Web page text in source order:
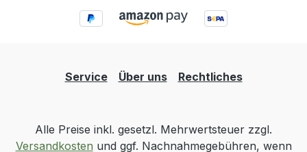
Service Über uns Rechtliches
Alle Preise inkl. gesetzl. Mehrwertsteuer zzgl.
Versandkosten und ggf. Nachnahmegebühren, wenn